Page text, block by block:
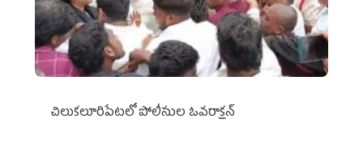
చిలుక‌లూరిపేట‌లో పోలీసుల ఓవ‌రాక్ష‌న్‌